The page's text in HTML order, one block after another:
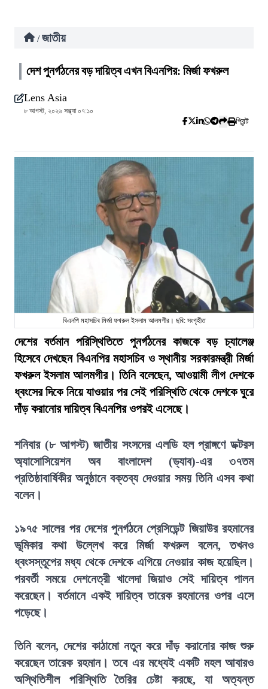
/ জাতীয়
দেশ পুনর্গঠনের বড় দায়িত্ব এখন বিএনপির: মির্জা ফখরুল
Lens Asia
৮ আগস্ট, ২০২৬ সন্ধ্যা ০৭:১০
প্রিন্ট
বিএনপি মহাসচিব মির্জা ফখরুল ইসলাম আলমগীর। ছবি: সংগৃহীত
দেশের বর্তমান পরিস্থিতিতে পুনর্গঠনের কাজকে বড় চ্যালেঞ্জ
হিসেবে দেখছেন বিএনপির মহাসচিব ও স্থানীয় সরকারমন্ত্রী মির্জা
ফখরুল ইসলাম আলমগীর। তিনি বলেছেন, আওয়ামী লীগ দেশকে
ধ্বংসের দিকে নিয়ে যাওয়ার পর সেই পরিস্থিতি থেকে দেশকে ঘুরে
দাঁড় করানোর দায়িত্ব বিএনপির ওপরই এসেছে।
শনিবার (৮ আগস্ট) জাতীয় সংসদের এলডি হল প্রাঙ্গণে ডক্টরস
অ্যাসোসিয়েশন অব বাংলাদেশ (ড্যাব)-এর ৩৭তম
প্রতিষ্ঠাবার্ষিকীর অনুষ্ঠানে বক্তব্য দেওয়ার সময় তিনি এসব কথা
বলেন।
১৯৭৫ সালের পর দেশের পুনর্গঠনে প্রেসিডেন্ট জিয়াউর রহমানের
ভূমিকার কথা উল্লেখ করে মির্জা ফখরুল বলেন, তখনও
ধ্বংসস্তূপের মধ্য থেকে দেশকে এগিয়ে নেওয়ার কাজ হয়েছিল।
পরবর্তী সময়ে দেশনেত্রী খালেদা জিয়াও সেই দায়িত্ব পালন
করেছেন। বর্তমানে একই দায়িত্ব তারেক রহমানের ওপর এসে
পড়েছে।
তিনি বলেন, দেশের কাঠামো নতুন করে দাঁড় করানোর কাজ শুরু
করেছেন তারেক রহমান। তবে এর মধ্যেই একটি মহল আবারও
অস্থিতিশীল পরিস্থিতি তৈরির চেষ্টা করছে, যা অত্যন্ত